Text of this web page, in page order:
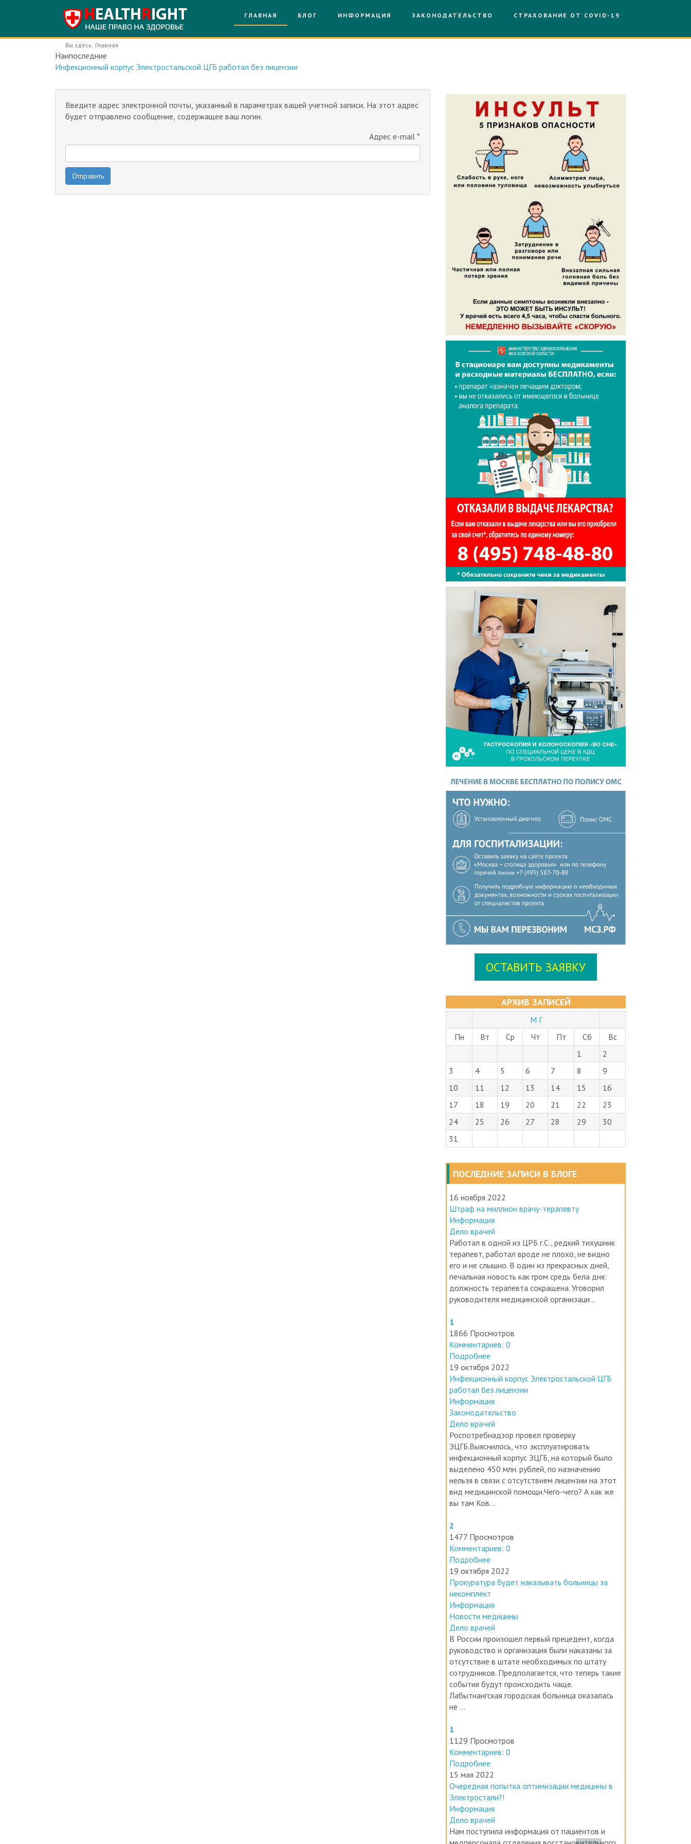
ГЛАВНАЯ БЛОГ ИНФОРМАЦИЯ ЗАКОНОДАТЕЛЬСТВО СТРАХОВАНИЕ ОТ COVID-19
Вы здесь: Главная
Наипоследние
Инфекционный корпус Электростальской ЦГБ работал без лицензии
будет отправлено сообщение, содержащее ваш логин.
Отправить
ОСТАВИТЬ ЗАЯВКУ
М Г
Пн
Вт Ср Чт Пт Сб
Вс
1
2
3
4 5 6 7 8
9
10
11 12 13 14 15
16
17
18 19 20 21 22
23
24
25 26 27 28 29
30
31
ПОСЛЕДНИЕ ЗАПИСИ В БЛОГЕ
16 ноября 2022
Штраф на миллион врачу-терапевту
Информация
Дело врачей
Работал в одной из ЦРБ г.С., редкий тихушник
терапевт, работал вроде не плохо, не видно
его и не слышно. В один из прекрасных дней,
печальная новость как гром средь бела дня:
должность терапевта сокращена. Уговорил
руководителя медицинской организаци...
1866 Просмотров
Комментариев: 0
Подробнее
19 октября 2022
Инфекционный корпус Электростальской ЦГБ
работал без лицензии
Информация
Законодательство
Дело врачей
Роспотребнадзор провел проверку
ЭЦГБ.Выяснилось, что эксплуатировать
инфекционный корпус ЭЦГБ, на который было
выделено 450 млн. рублей, по назначению
нельзя в связи с отсутствием лицензии на этот
вид медицинской помощи.Чего-чего? А как же
вы там Ков...
1477 Просмотров
Комментариев: 0
Подробнее
19 октября 2022
Прокуратура будет наказывать больницы за
некомплект
Информация
Новости медицины
Дело врачей
В России произошел первый прецедент, когда
руководство и организация были наказаны за
отсутствие в штате необходимых по штату
сотрудников. Предполагается, что теперь такие
события будут происходить чаще.
Лабытнангская городская больница оказалась
не ...
1129 Просмотров
Комментариев: 0
Подробнее
15 мая 2022
Очередная попытка оптимизации медицины в
Электростали?!
Информация
Дело врачей
Нам поступила информация от пациентов и
медперсонала отделения восстановительного